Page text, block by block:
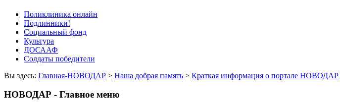
Поликлиника онлайн
Подлинники!
Социальный фонд
Культура
ДОСААФ
Солдаты победители
Вы здесь: Главная-НОВОДАР > Наша добрая память > Краткая информация о портале НОВОДАР
НОВОДАР - Главное меню